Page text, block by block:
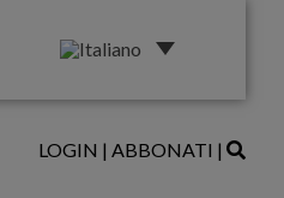
LOGIN | ABBONATI |